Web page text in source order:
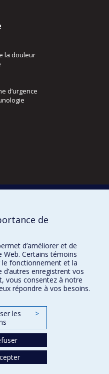
la douleur
d’urgence
nucléaire
de
d’améliorer et de
Web. Certains témoins
fonctionnement et la
enregistrent vos
vous consentez à notre
répondre à vos besoins.
les
>